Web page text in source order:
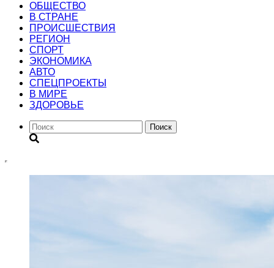
ОБЩЕСТВО
В СТРАНЕ
ПРОИСШЕСТВИЯ
РЕГИОН
CПОРТ
ЭКОНОМИКА
АВТО
СПЕЦПРОЕКТЫ
В МИРЕ
ЗДОРОВЬЕ
Поиск